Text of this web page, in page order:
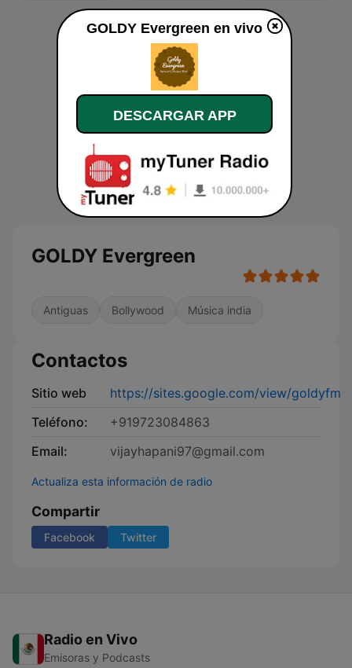
GOLDY Evergreen
Antiguas Bollywood Música india
Contactos
Sitio web
https://sites.google.com/view/goldyfm
Teléfono:
+919723084863
Email:
vijayhapani97@gmail.com
Actualiza esta información de radio
Compartir
Facebook Twitter
Radio en Vivo
Emisoras y Podcasts
GOLDY Evergreen en vivo
DESCARGAR APP